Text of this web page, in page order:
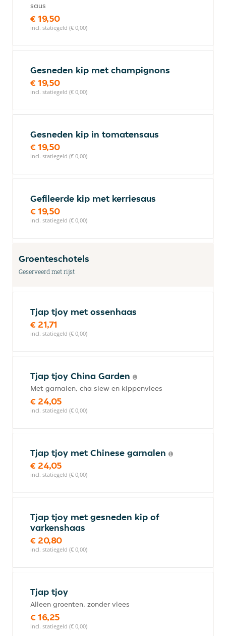
saus
€ 19,50
incl. statiegeld (€ 0,00)
Gesneden kip met champignons
€ 19,50
incl. statiegeld (€ 0,00)
Gesneden kip in tomatensaus
€ 19,50
incl. statiegeld (€ 0,00)
Gefileerde kip met kerriesaus
€ 19,50
incl. statiegeld (€ 0,00)
Groenteschotels
Geserveerd met rijst
Tjap tjoy met ossenhaas
€ 21,71
incl. statiegeld (€ 0,00)
Tjap tjoy China Garden
Met garnalen, cha siew en kippenvlees
€ 24,05
incl. statiegeld (€ 0,00)
Tjap tjoy met Chinese garnalen
€ 24,05
incl. statiegeld (€ 0,00)
Tjap tjoy met gesneden kip of
varkenshaas
€ 20,80
incl. statiegeld (€ 0,00)
Tjap tjoy
Alleen groenten, zonder vlees
€ 16,25
incl. statiegeld (€ 0,00)